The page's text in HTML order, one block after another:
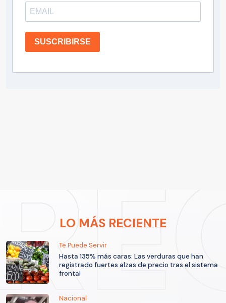
SUSCRIBIRSE
LO MÁS RECIENTE
Te Puede Servir
Hasta 135% más caras: Las verduras que han
registrado fuertes alzas de precio tras el sistema
frontal
Nacional